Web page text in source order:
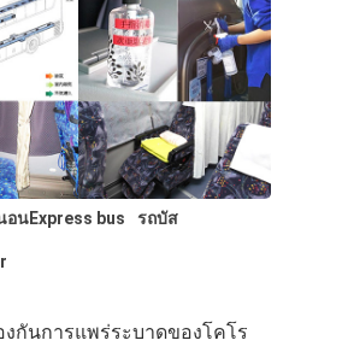
อนExpress bus รถบัส
งกันการแพร่ระบาดของโคโร